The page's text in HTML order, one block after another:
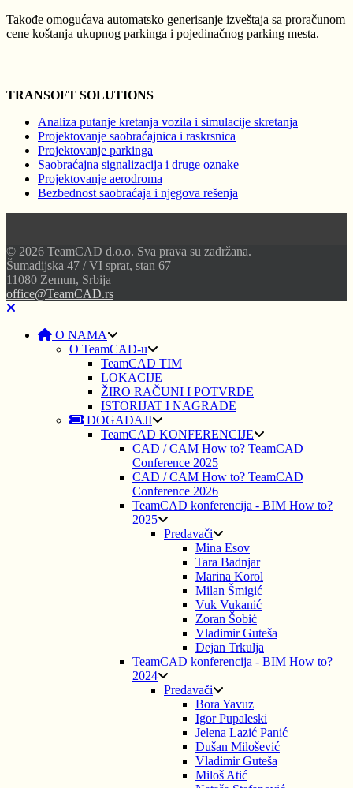
Takođe omogućava automatsko generisanje izveštaja sa proračunom
cene koštanja ukupnog parkinga i pojedinačnog parking mesta.
TRANSOFT SOLUTIONS
Analiza putanje kretanja vozila i simulacije skretanja
Projektovanje saobraćajnica i raskrsnica
Projektovanje parkinga
Saobraćajna signalizacija i druge oznake
Projektovanje aerodroma
Bezbednost saobraćaja i njegova rešenja
© 2026 TeamCAD d.o.o. Sva prava su zadržana.
Šumadijska 47 / VI sprat, stan 67
11080 Zemun, Srbija
office@TeamCAD.rs
O NAMA
O TeamCAD-u
TeamCAD TIM
LOKACIJE
ŽIRO RAČUNI I POTVRDE
ISTORIJAT I NAGRADE
DOGAĐAJI
TeamCAD KONFERENCIJE
CAD / CAM How to? TeamCAD
Conference 2025
CAD / CAM How to? TeamCAD
Conference 2026
TeamCAD konferencija - BIM How to?
2025
Predavači
Mina Esov
Tara Badnjar
Marina Korol
Milan Šmigić
Vuk Vukanić
Zoran Šobić
Vladimir Guteša
Dejan Trkulja
TeamCAD konferencija - BIM How to?
2024
Predavači
Bora Yavuz
Igor Pupaleski
Jelena Lazić Panić
Dušan Milošević
Vladimir Guteša
Miloš Atić